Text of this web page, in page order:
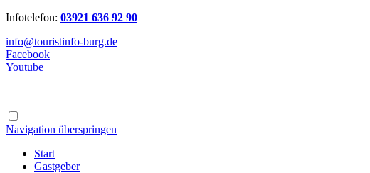
Infotelefon: 03921 636 92 90
info@touristinfo-burg.de
Facebook
Youtube
Navigation überspringen
Start
Gastgeber